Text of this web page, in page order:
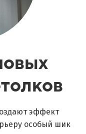
эффект
особый шик